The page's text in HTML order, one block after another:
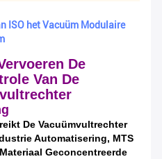
ISO het Vacuüm Modulaire
De
Van De
De Vacuümvultrechter
Automatisering, MTS
Geconcentreerde